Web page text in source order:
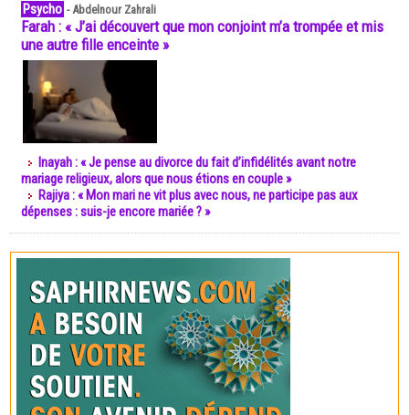
Psycho -Abdelnour Zahrali
Farah : « J’ai découvert que mon conjoint m’a trompée et mis
une autre fille enceinte »
Inayah : « Je pense au divorce du fait d’infidélités avant notre
mariage religieux, alors que nous étions en couple »
Rajiya : « Mon mari ne vit plus avec nous, ne participe pas aux
dépenses : suis-je encore mariée ? »